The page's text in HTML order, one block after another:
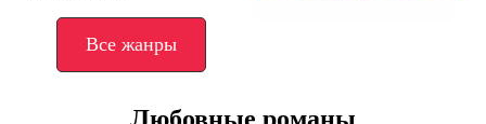
Все жанры